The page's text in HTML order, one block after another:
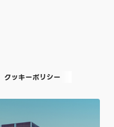
クッキーポリシー